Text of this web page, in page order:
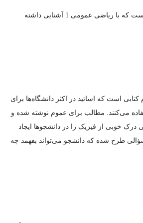
برای گذراندن دوره نیاز است که با ریاضی عمومی 1 آشنایی داشته
است که اساتید در اکثر دانشگاه‌ها برای
می‌کنند. مطالب برای عموم نوشته شده و
خوبی از فیزیک را در دانشجوها ایجاد
طرح شده که دانشجو می‌تواند بفهمد چه
هنگام رانندگی استفاده می‌کنیم ولی شاید به
پیش‌آمده باشد اما به دلیل آن توجهی